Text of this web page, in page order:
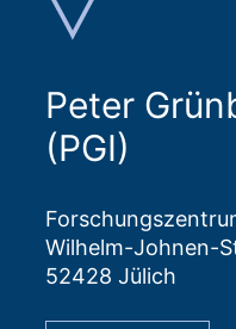
Peter
(PGI)
Wilhelm-Johnen-
52428 Jülich